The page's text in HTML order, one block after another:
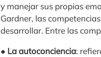
y manejar sus propias
Gardner, las
desarrollar. Entre las
● La autoconciencia: